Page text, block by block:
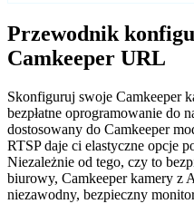
Przewodnik
Camkeeper URL
Skonfiguruj swoje Camkeeper
bezpłatne oprogramowanie do
dostosowany do Camkeeper
RTSP daje ci elastyczne opcje
Niezależnie od tego, czy to
biurowy, Camkeeper kamery z
niezawodny, bezpieczny